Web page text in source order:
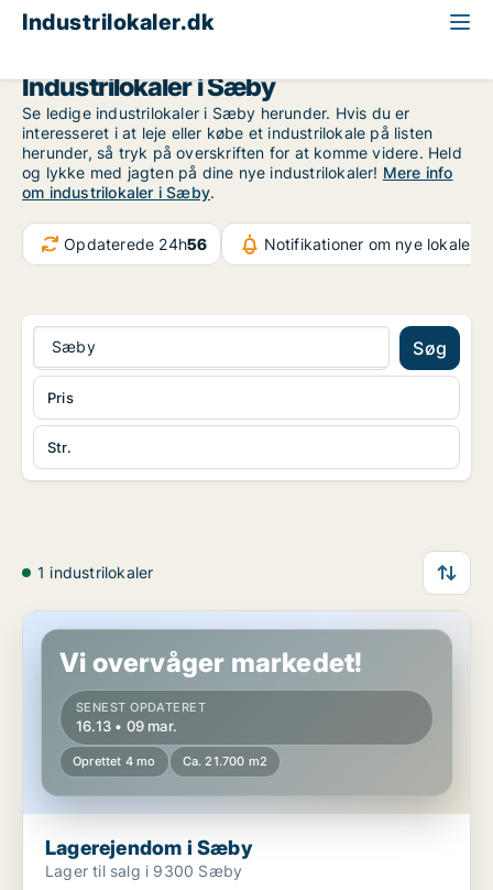
Industrilokaler.dk
Industrilokaler i Sæby
Se ledige industrilokaler i Sæby herunder. Hvis du er
interesseret i at leje eller købe et industrilokale på listen
herunder, så tryk på overskriften for at komme videre. Held
og lykke med jagten på dine nye industrilokaler! Mere info
om industrilokaler i Sæby.
Opdaterede 24h56 Notifikationer om nye lokaler
Sæby Søg
Str.
Pris
1 industrilokaler
Lagerejendom i Sæby
Vi overvåger markedet!
SENEST OPDATERET
16.13 • 09 mar.
Oprettet 4 mo Ca. 21.700 m2
Lagerejendom i Sæby
Lager til salg i 9300 Sæby